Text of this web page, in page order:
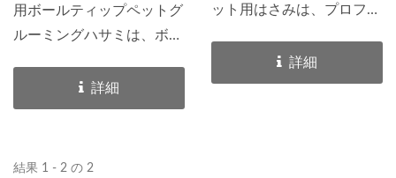
用ボールティップペットグ
ルーミングハサミは、ボー
ンガーレストを備えた均一
なデザインのハンドルを特
詳細
ット用はさみは、プロフェ
みの形状に基づいていま
す。...
詳細
結果 1 - 2 の 2